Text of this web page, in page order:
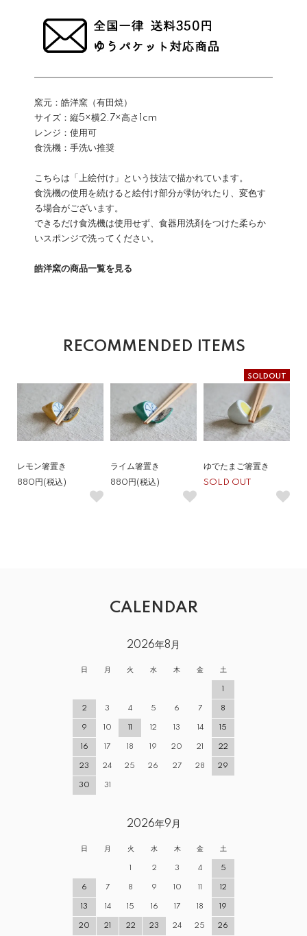
窯元：皓洋窯（有田焼）
サイズ：縦5×横2.7×高さ1cm
レンジ：使用可
食洗機：手洗い推奨
こちらは「上絵付け」という技法で描かれています。
食洗機の使用を続けると絵付け部分が剥がれたり、変色す
る場合がございます。
できるだけ食洗機は使用せず、食器用洗剤をつけた柔らか
いスポンジで洗ってください。
皓洋窯の商品一覧を見る
RECOMMENDED ITEMS
レモン箸置き
880円(税込)
ライム箸置き
880円(税込)
SOLDOUT
ゆでたまご箸置き
SOLD OUT
CALENDAR
2026年8月
日 月 火 水 木 金 土
1
2 3 4 5 6 7 8
9 10 11 12 13 14 15
16 17 18 19 20 21 22
23 24 25 26 27 28 29
30 31
2026年9月
日 月 火 水 木 金 土
1 2 3 4 5
6 7 8 9 10 11 12
13 14 15 16 17 18 19
20 21 22 23 24 25 26